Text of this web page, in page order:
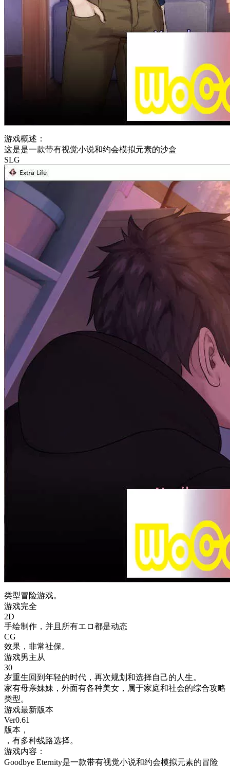
游戏概述：
这是是一款带有视觉小说和约会模拟元素的沙盒
SLG
类型冒险游戏。
游戏完全
2D
手绘制作，并且所有エロ都是动态
CG
效果，非常社保。
游戏男主从
30
岁重生回到年轻的时代，再次规划和选择自己的人生。
家有母亲妹妹，外面有各种美女，属于家庭和社会的综合攻略
类型。
游戏最新版本
Ver0.61
版本，
，有多种线路选择。
游戏内容：
Goodbye Eternity是一款带有视觉小说和约会模拟元素的冒险